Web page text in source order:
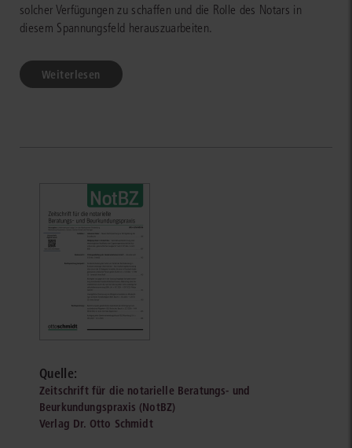
solcher Verfügungen zu schaffen und die Rolle des Notars in
diesem Spannungsfeld herauszuarbeiten.
Weiterlesen
Quelle:
Zeitschrift für die notarielle Beratungs- und
Beurkundungspraxis (NotBZ)
Verlag Dr. Otto Schmidt